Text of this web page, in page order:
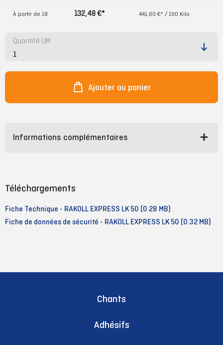
À partir de 18 132,48 €* 441,60 €* / 100 Kilo
Quantité UM
Ajouter au panier
Informations complémentaires
Téléchargements
Fiche Technique - RAKOLL EXPRESS LK 50 (0.28 MB)
Fiche de données de sécurité - RAKOLL EXPRESS LK 50 (0.32 MB)
Chants
Adhésifs